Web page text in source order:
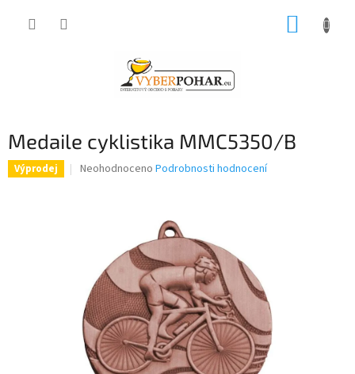
Medaile cyklistika MMC5350/B
Výprodej
Průměrné
hvězdiček.
Neohodnoceno Podrobnosti hodnocení